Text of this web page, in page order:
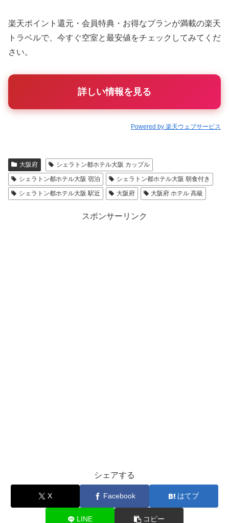
楽天ポイント還元・会員特典・お得なプランが満載の楽天
トラベルで、今すぐ空室と最安値をチェックしてみてくだ
さい。
詳しい情報を見る
Powered by 楽天ウェブサービス
大阪府
シェラトン都ホテル大阪 カップル
シェラトン都ホテル大阪 宿泊
シェラトン都ホテル大阪 朝食付き
シェラトン都ホテル大阪 駅近
大阪府 大阪府 ホテル 高級
スポンサーリンク
シェアする
X Facebook はてブ
LINE コピー